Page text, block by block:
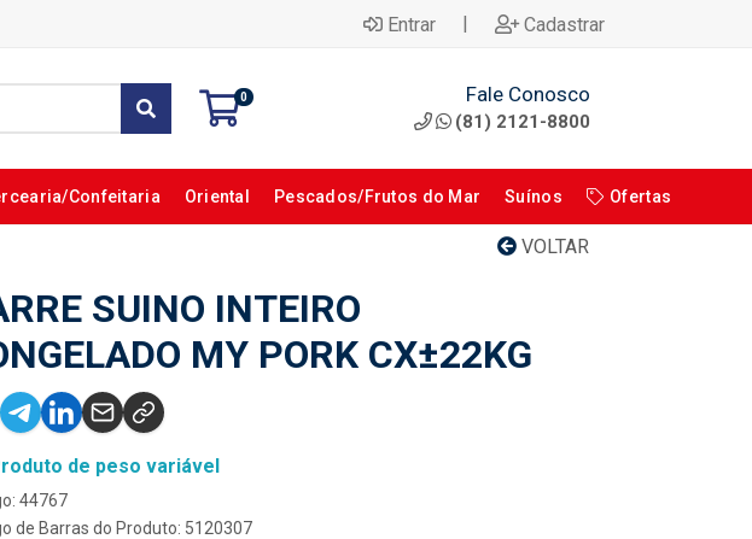
Entrar | Cadastrar
0 Fale Conosco
(81) 2121-8800
Confeitaria Oriental Pescados/Frutos do Mar Suínos Ofertas
VOLTAR
SUINO INTEIRO
MY PORK CX±22KG
de peso variável
44767
de Barras do Produto: 5120307